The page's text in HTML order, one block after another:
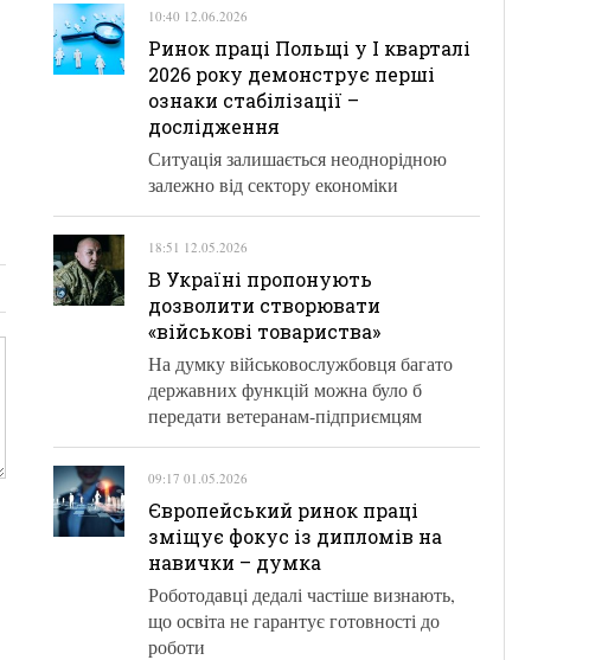
10:40 12.06.2026
Ринок праці Польщі у І кварталі
2026 року демонструє перші
ознаки стабілізації –
дослідження
Ситуація залишається неоднорідною
залежно від сектору економіки
18:51 12.05.2026
В Україні пропонують
дозволити створювати
«військові товариства»
На думку військовослужбовця багато
державних функцій можна було б
передати ветеранам-підприємцям
09:17 01.05.2026
Європейський ринок праці
зміщує фокус із дипломів на
навички – думка
Роботодавці дедалі частіше визнають,
що освіта не гарантує готовності до
роботи